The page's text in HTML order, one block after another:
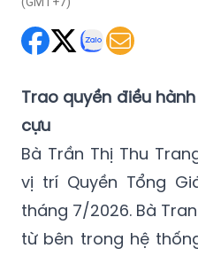
Thứ Bảy 06/06/2026 12:27
Trao quyền điều
cựu
Bà Trần Thị Thu
vị trí Quyền Tổng